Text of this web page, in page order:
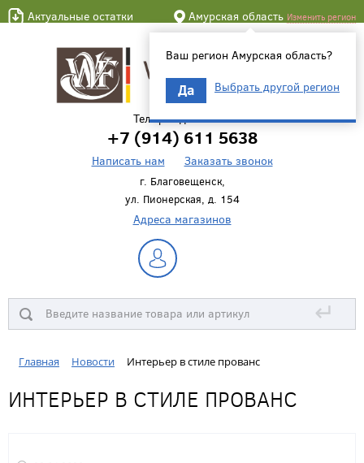
Актуальные остатки Амурская область Изменить регион
Ваш регион Амурская область?
Да Выбрать другой регион
Телефон для связи
+7 (914) 611 5638
Написать нам Заказать звонок
г. Благовещенск,
ул. Пионерская, д. 154
Адреса магазинов
↵
Главная Новости Интерьер в стиле прованс
ИНТЕРЬЕР В СТИЛЕ ПРОВАНС